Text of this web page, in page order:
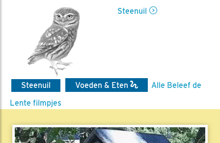
Steenuil
Steenuil Voeden & Eten
Alle Beleef de
Lente filmpjes